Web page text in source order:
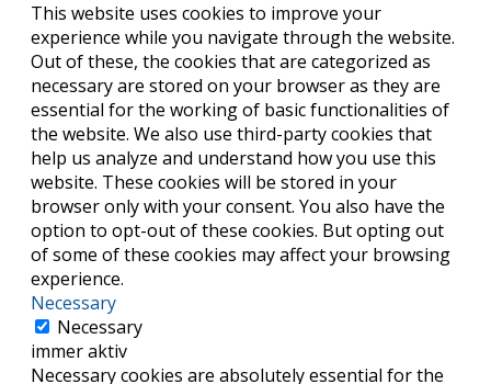
This website uses cookies to improve your
experience while you navigate through the website.
Out of these, the cookies that are categorized as
necessary are stored on your browser as they are
essential for the working of basic functionalities of
the website. We also use third-party cookies that
help us analyze and understand how you use this
website. These cookies will be stored in your
browser only with your consent. You also have the
option to opt-out of these cookies. But opting out
of some of these cookies may affect your browsing
experience.
Necessary
Necessary
immer aktiv
Necessary cookies are absolutely essential for the